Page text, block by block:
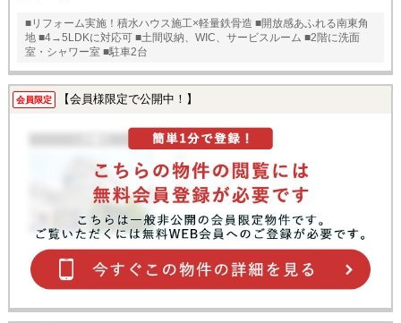
■リフォーム実施！積水ハウス施工×軽量鉄骨造 ■開放感あふれる南東角
地 ■4→5LDKに対応可 ■土間収納、WIC、サービスルーム ■2階に洗面
室・シャワー室 ■駐車2台
会員限定 【会員様限定で公開中！】